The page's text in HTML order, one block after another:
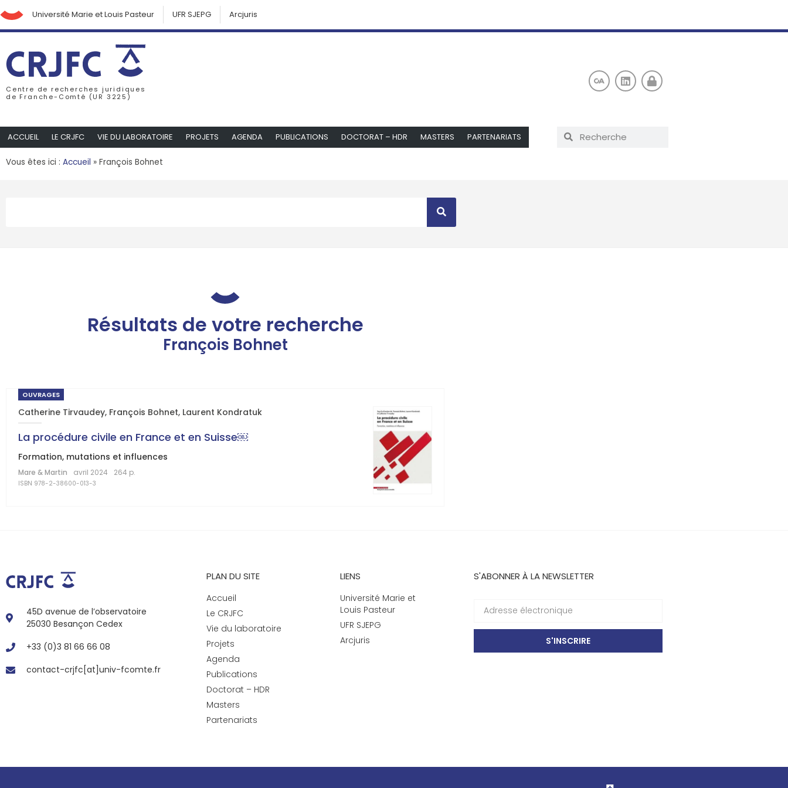
Université Marie et Louis Pasteur UFR SJEPG Arcjuris
Centre de recherches juridiques
de Franche-Comté (UR 3225)
ACCUEIL LE CRJFC VIE DU LABORATOIRE PROJETS AGENDA PUBLICATIONS DOCTORAT – HDR MASTERS PARTENARIATS
Vous êtes ici : Accueil » François Bohnet
Résultats de votre recherche
François Bohnet
OUVRAGES
Catherine Tirvaudey, François Bohnet, Laurent Kondratuk
La procédure civile en France et en Suisse￼
Formation, mutations et influences
Mare & Martin avril 2024 264 p.
ISBN 978-2-38600-013-3
45D avenue de l’observatoire
25030 Besançon Cedex
+33 (0)3 81 66 66 08
contact-crjfc[at]univ-fcomte.fr
PLAN DU SITE
Accueil
Le CRJFC
Vie du laboratoire
Projets
Agenda
Publications
Doctorat – HDR
Masters
Partenariats
LIENS
Université Marie et
Louis Pasteur
UFR SJEPG
Arcjuris
S'ABONNER À LA NEWSLETTER
S'INSCRIRE